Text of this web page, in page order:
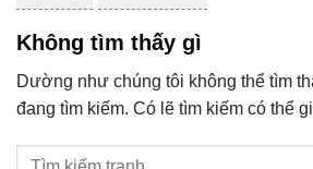
Không tìm thấy gì
Dường như chúng tôi không thể tìm
đang tìm kiếm. Có lẽ tìm kiếm có thể